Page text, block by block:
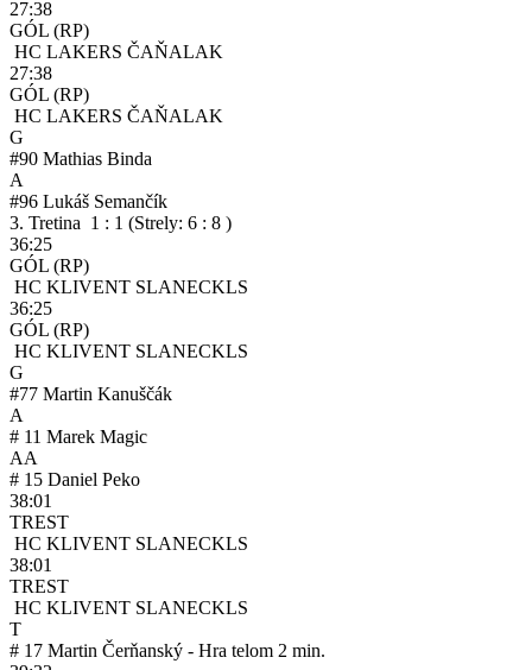
27:38
GÓL (RP)
HC LAKERS ČAŇALAK
27:38
GÓL (RP)
HC LAKERS ČAŇALAK
G
#90 Mathias Binda
A
#96 Lukáš Semančík
3. Tretina 1 : 1 (Strely: 6 : 8 )
36:25
GÓL (RP)
HC KLIVENT SLANECKLS
36:25
GÓL (RP)
HC KLIVENT SLANECKLS
G
#77 Martin Kanuščák
A
# 11 Marek Magic
AA
# 15 Daniel Peko
38:01
TREST
HC KLIVENT SLANECKLS
38:01
TREST
HC KLIVENT SLANECKLS
T
# 17 Martin Čerňanský - Hra telom 2 min.